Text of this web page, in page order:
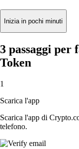
Inizia in pochi minuti
3 passaggi per
Token
1
Scarica l'app
Scarica l'app di
telefono.